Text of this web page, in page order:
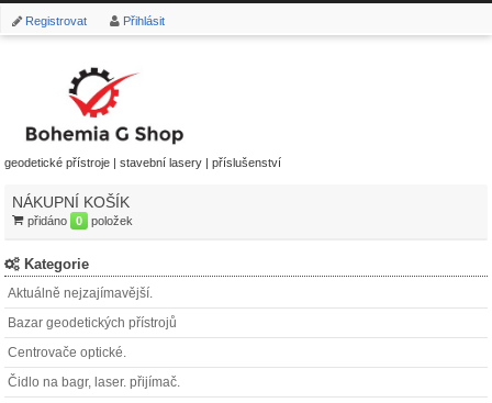
Registrovat Přihlásit
geodetické přístroje | stavební lasery | příslušenství
NÁKUPNÍ KOŠÍK
přidáno 0 položek
Kategorie
Aktuálně nejzajímavější.
Bazar geodetických přístrojů
Centrovače optické.
Čidlo na bagr, laser. přijímač.